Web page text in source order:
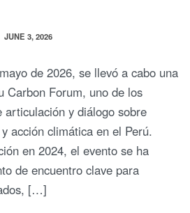
JUNE 3, 2026
de 2026, se llevó a cabo una
Carbon Forum, uno de los
articulación y diálogo sobre
acción climática en el Perú.
en 2024, el evento se ha
de encuentro clave para
[…]